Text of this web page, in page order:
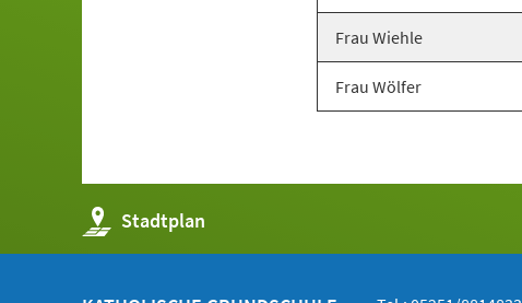
Frau Wiehle
Frau Wölfer
Stadtplan
(Öffnet
in
einem